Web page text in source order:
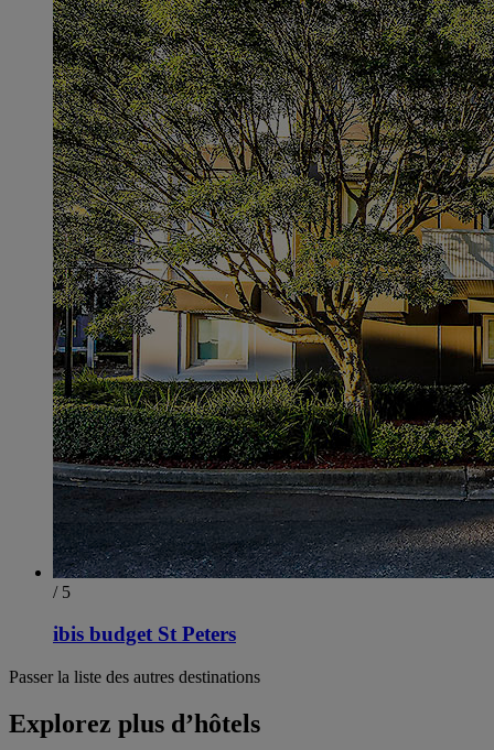
/ 5
ibis budget St Peters
Passer la liste des autres destinations
Explorez plus d’hôtels